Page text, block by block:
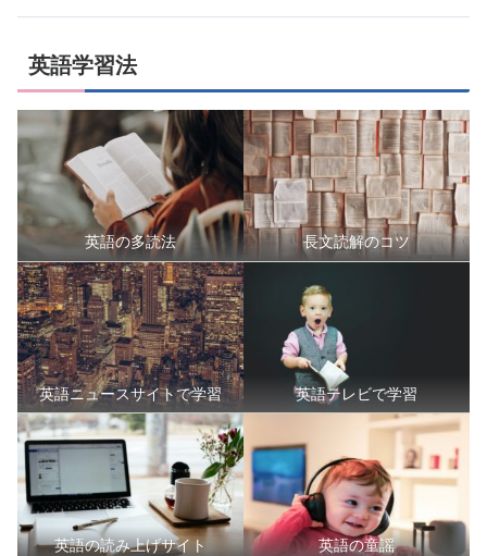
英語学習法
英語の多読法 長文読解のコツ
英語ニュースサイトで学習 英語テレビで学習
英語の読み上げサイト 英語の童謡